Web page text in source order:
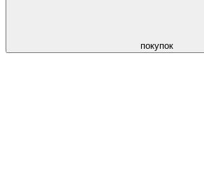
покупок